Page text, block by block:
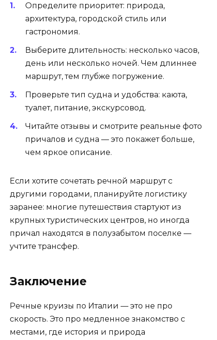
Определите приоритет: природа,
архитектура, городской стиль или
гастрономия.
Выберите длительность: несколько часов,
день или несколько ночей. Чем длиннее
маршрут, тем глубже погружение.
Проверьте тип судна и удобства: каюта,
туалет, питание, экскурсовод.
Читайте отзывы и смотрите реальные фото
причалов и судна — это покажет больше,
чем яркое описание.
Если хотите сочетать речной маршрут с
другими городами, планируйте логистику
заранее: многие путешествия стартуют из
крупных туристических центров, но иногда
причал находятся в полузабытом поселке —
учтите трансфер.
Заключение
Речные круизы по Италии — это не про
скорость. Это про медленное знакомство с
местами, где история и природа